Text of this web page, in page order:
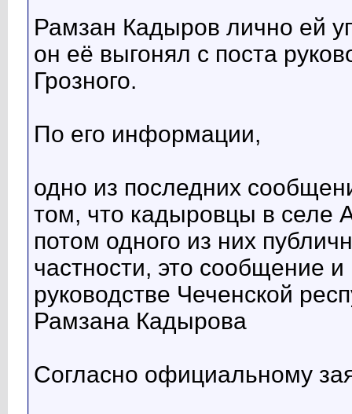
Рамзан Кадыров лично ей
он её выгонял с поста
Грозного.
По его информации,
одно из последних
том, что кадыровцы в селе
потом одного из них
частности, это сообщение
руководстве Чеченской
Рамзана Кадырова
Согласно официальному